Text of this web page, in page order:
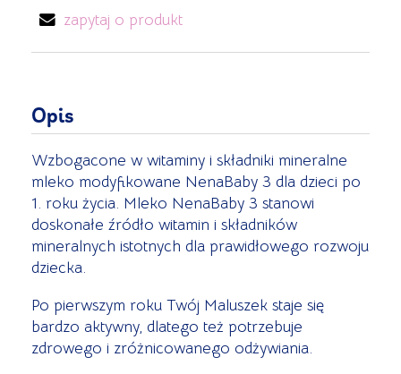
zapytaj o produkt
Opis
Wzbogacone w witaminy i składniki mineralne
mleko modyfikowane NenaBaby 3 dla dzieci po
1. roku życia. Mleko NenaBaby 3 stanowi
doskonałe źródło witamin i składników
mineralnych istotnych dla prawidłowego rozwoju
dziecka.
Po pierwszym roku Twój Maluszek staje się
bardzo aktywny, dlatego też potrzebuje
zdrowego i zróżnicowanego odżywiania.